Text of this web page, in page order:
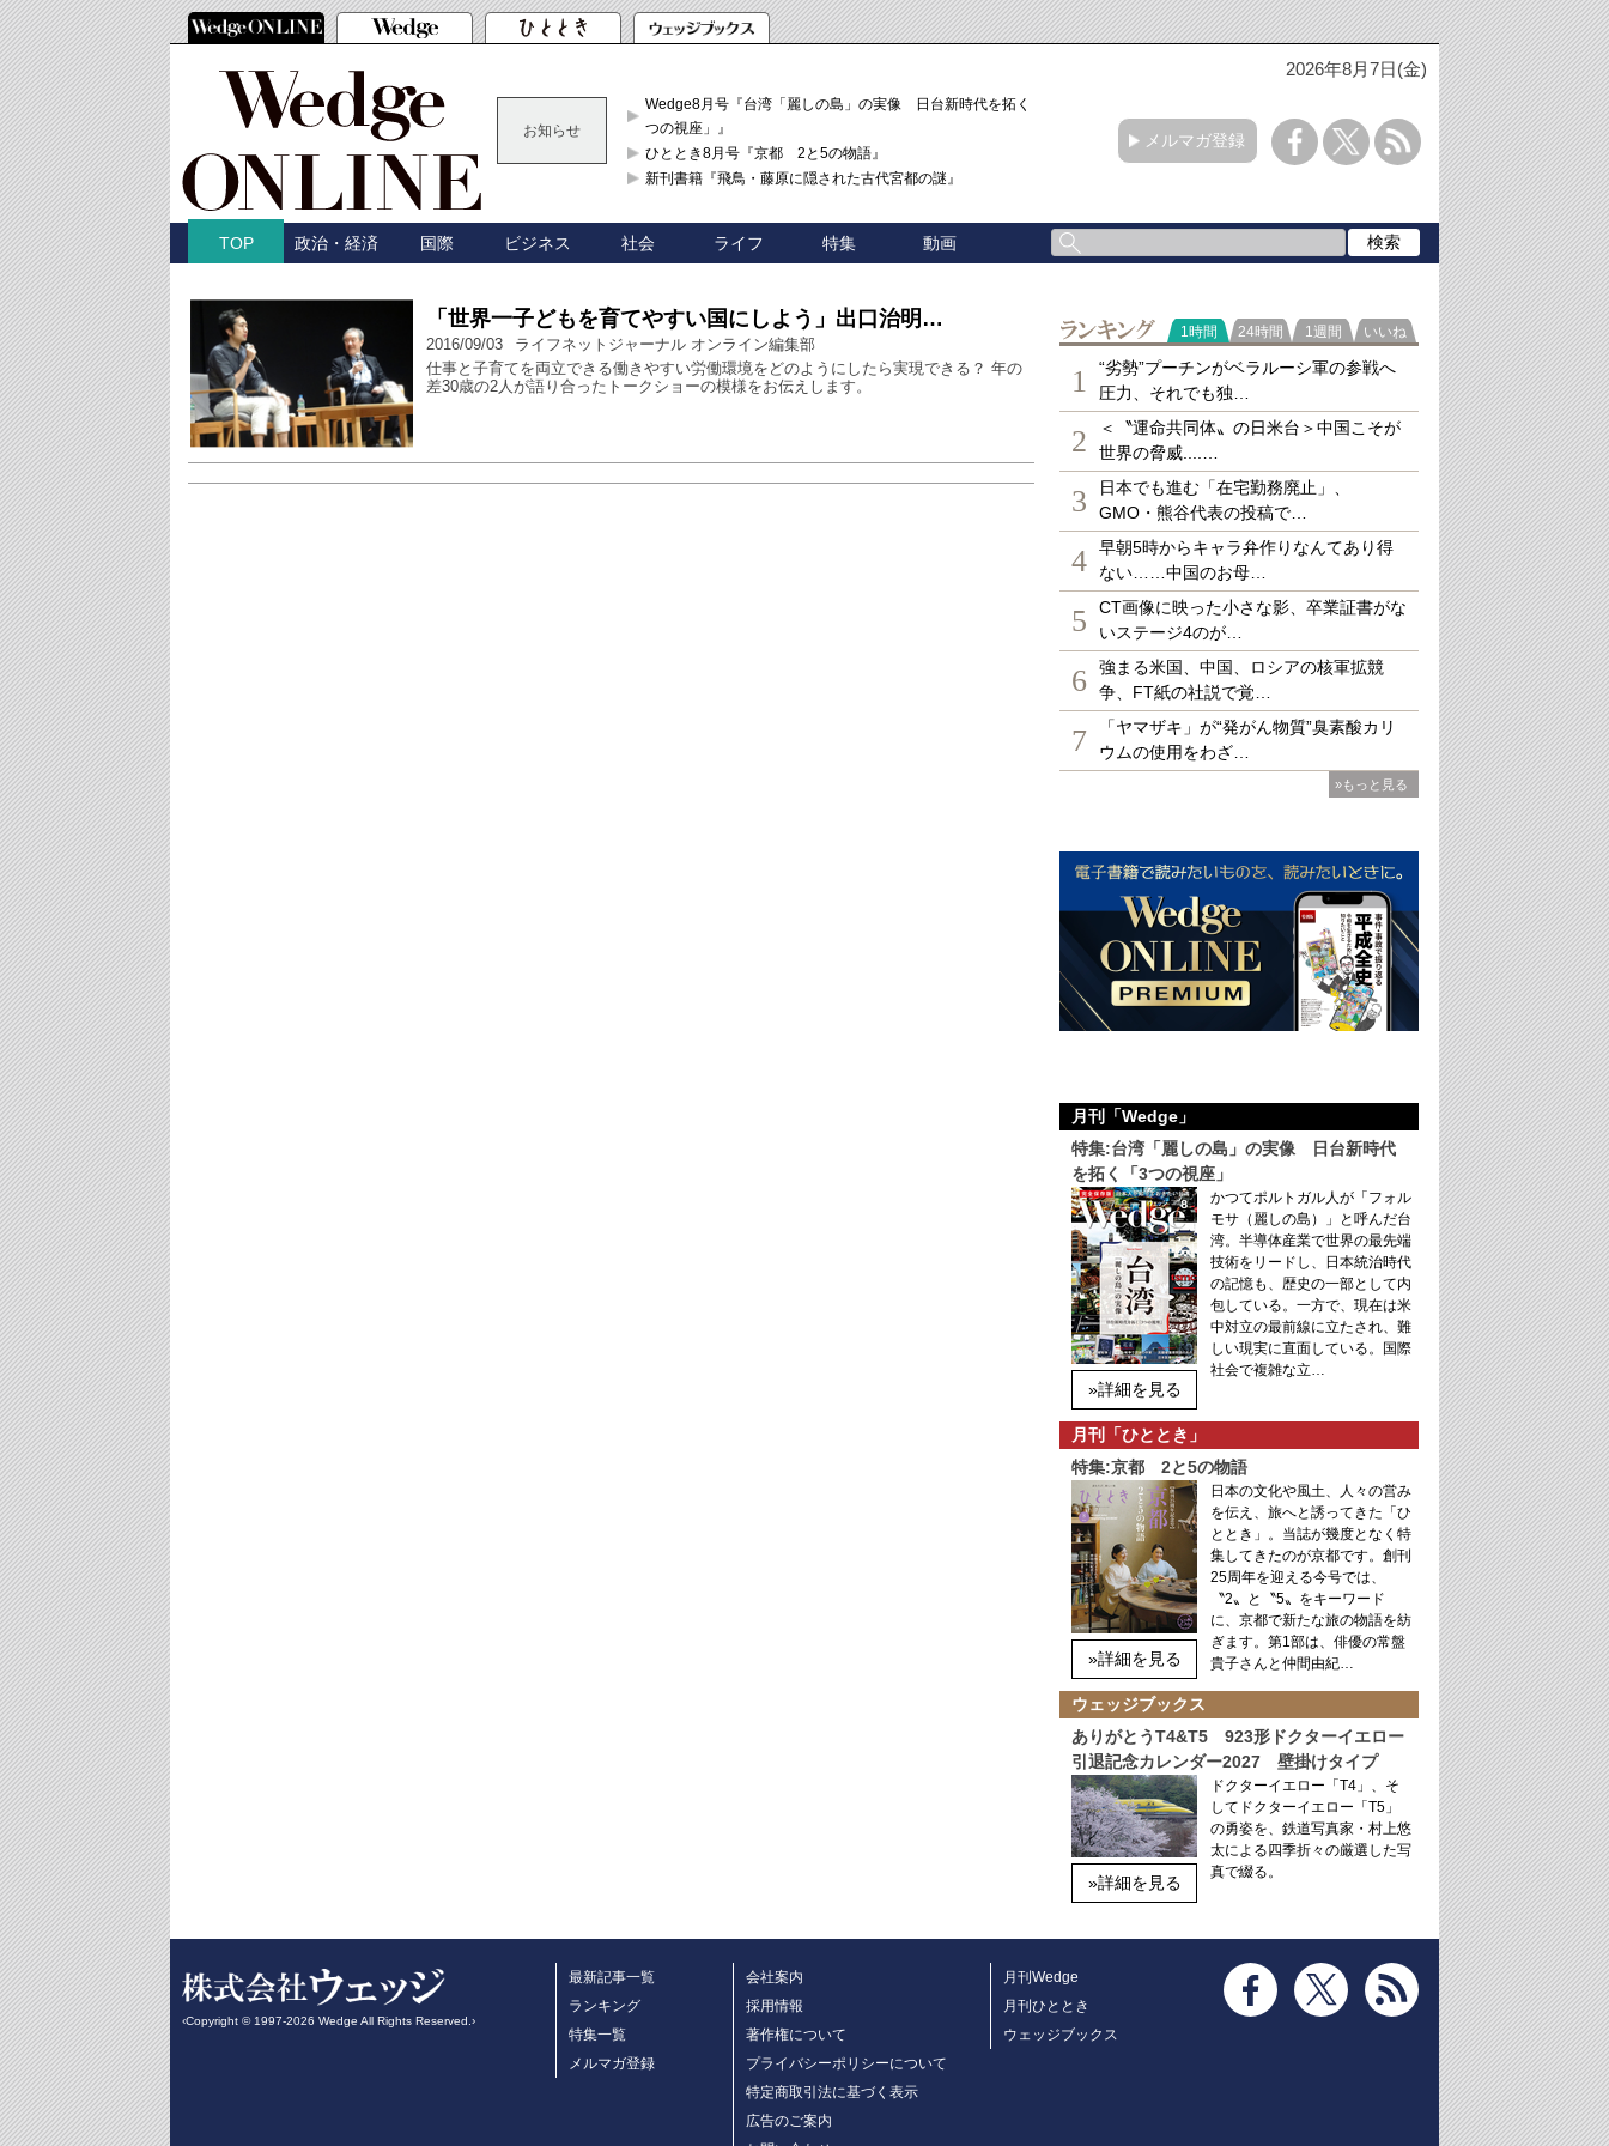
2026年8月7日(金)
お知らせ
Wedge8月号『台湾「麗しの島」の実像 日台新時代を拓く「3
つの視座」』
ひととき8月号『京都 2と5の物語』
新刊書籍『飛鳥・藤原に隠された古代宮都の謎』
メルマガ登録
TOP 政治・経済 国際 ビジネス 社会 ライフ 特集 動画
「世界一子どもを育てやすい国にしよう」出口治明…
2016/09/03
ライフネットジャーナル オンライン編集部
仕事と子育てを両立できる働きやすい労働環境をどのようにしたら実現できる？ 年の
差30歳の2人が語り合ったトークショーの模様をお伝えします。
ランキング
1時間 24時間 1週間 いいね
1
“劣勢”プーチンがベラルーシ軍の参戦へ
圧力、それでも独…
2
＜〝運命共同体〟の日米台＞中国こそが
世界の脅威....…
3
日本でも進む「在宅勤務廃止」、
GMO・熊谷代表の投稿で…
4
早朝5時からキャラ弁作りなんてあり得
ない……中国のお母…
5
CT画像に映った小さな影、卒業証書がな
いステージ4のが…
6
強まる米国、中国、ロシアの核軍拡競
争、FT紙の社説で覚…
7
「ヤマザキ」が“発がん物質”臭素酸カリ
ウムの使用をわざ…
»もっと見る
月刊「Wedge」
特集:台湾「麗しの島」の実像 日台新時代
を拓く「3つの視座」
»詳細を見る
かつてポルトガル人が「フォル
モサ（麗しの島）」と呼んだ台
湾。半導体産業で世界の最先端
技術をリードし、日本統治時代
の記憶も、歴史の一部として内
包している。一方で、現在は米
中対立の最前線に立たされ、難
しい現実に直面している。国際
社会で複雑な立…
月刊「ひととき」
特集:京都 2と5の物語
»詳細を見る
日本の文化や風土、人々の営み
を伝え、旅へと誘ってきた「ひ
ととき」。当誌が幾度となく特
集してきたのが京都です。創刊
25周年を迎える今号では、
〝2〟と〝5〟をキーワード
に、京都で新たな旅の物語を紡
ぎます。第1部は、俳優の常盤
貴子さんと仲間由紀…
ウェッジブックス
ありがとうT4&T5 923形ドクターイエロー
引退記念カレンダー2027 壁掛けタイプ
»詳細を見る
ドクターイエロー「T4」、そ
してドクターイエロー「T5」
の勇姿を、鉄道写真家・村上悠
太による四季折々の厳選した写
真で綴る。
‹Copyright © 1997-2026 Wedge All Rights Reserved.›
最新記事一覧
ランキング
特集一覧
メルマガ登録
会社案内
採用情報
著作権について
プライバシーポリシーについて
特定商取引法に基づく表示
広告のご案内
月刊Wedge
月刊ひととき
ウェッジブックス